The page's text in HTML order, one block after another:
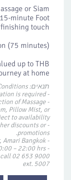
or Siam
minute Foot
touch.
(75 minutes)
up to THB
at home.
תנאים: Terms and Conditions:
- Advanced reservation is required.
of Massage
Pillow Mist, or
to availability.
discounts or
promotions.
- Located at 8th Floor, Amari Bangkok
- Operation time 10:00 – 22:00 hrs.
02 653 9000
ext. 5007